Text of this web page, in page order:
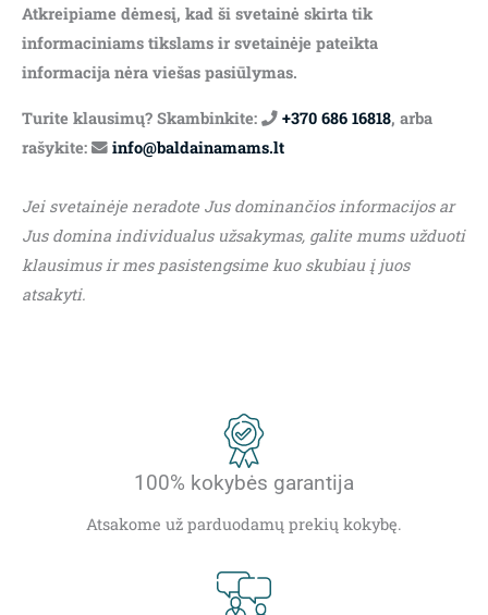
Atkreipiame dėmesį, kad ši svetainė skirta tik
informaciniams tikslams ir svetainėje pateikta
informacija nėra viešas pasiūlymas.
Turite klausimų? Skambinkite: +370 686 16818, arba
rašykite:
info@baldainamams.lt
Jei svetainėje neradote Jus dominančios informacijos ar
Jus domina individualus užsakymas, galite mums užduoti
klausimus ir mes pasistengsime kuo skubiau į juos
atsakyti.
100% kokybės garantija
Atsakome už parduodamų prekių kokybę.